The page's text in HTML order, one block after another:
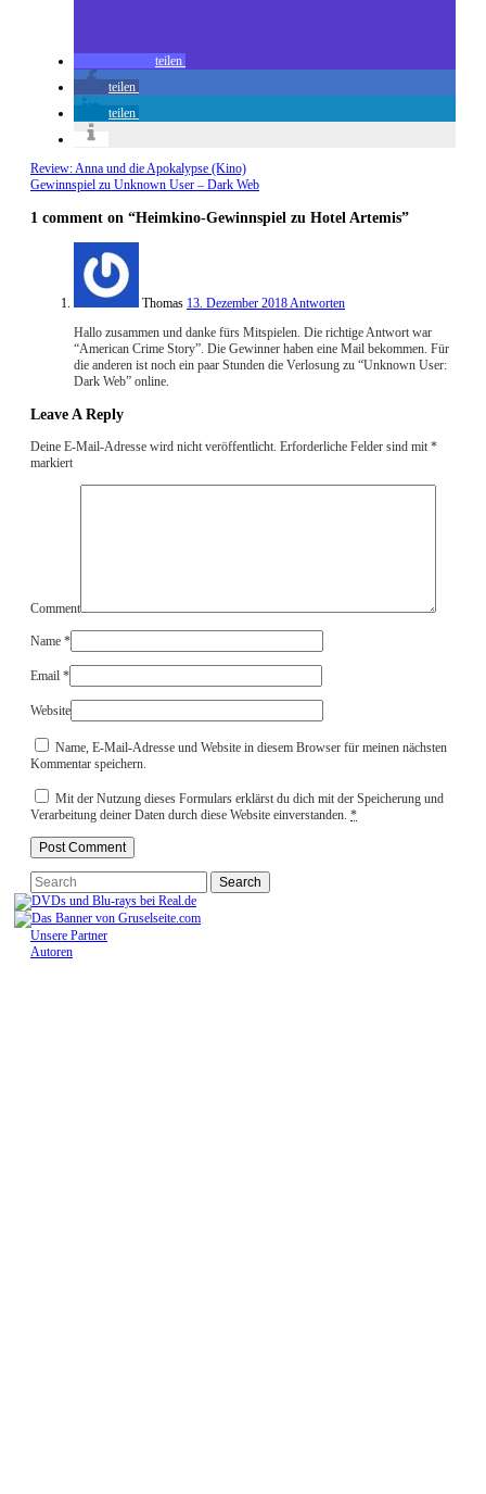
teilen
teilen
teilen
Review: Anna und die Apokalypse (Kino)
Gewinnspiel zu Unknown User – Dark Web
1 comment on “Heimkino-Gewinnspiel zu Hotel Artemis”
Thomas 13. Dezember 2018 Antworten
Hallo zusammen und danke fürs Mitspielen. Die richtige Antwort war
“American Crime Story”. Die Gewinner haben eine Mail bekommen. Für
die anderen ist noch ein paar Stunden die Verlosung zu “Unknown User:
Dark Web” online.
Leave A Reply
Deine E-Mail-Adresse wird nicht veröffentlicht. Erforderliche Felder sind mit *
markiert
Comment
Name *
Email *
Website
Name, E-Mail-Adresse und Website in diesem Browser für meinen nächsten
Kommentar speichern.
Mit der Nutzung dieses Formulars erklärst du dich mit der Speicherung und
Verarbeitung deiner Daten durch diese Website einverstanden. *
Unsere Partner
Autoren